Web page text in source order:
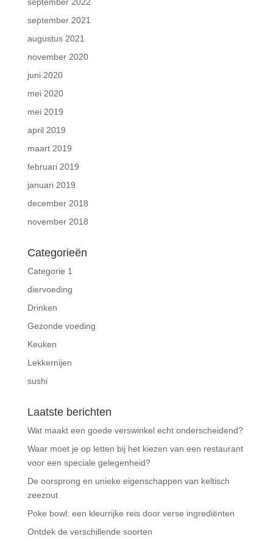
september 2021
augustus 2021
november 2020
juni 2020
mei 2020
mei 2019
april 2019
maart 2019
februari 2019
januari 2019
december 2018
november 2018
Categorieën
Categorie 1
diervoeding
Drinken
Gezonde voeding
Keuken
Lekkernijen
sushi
Laatste berichten
Wat maakt een goede verswinkel echt onderscheidend?
Waar moet je op letten bij het kiezen van een restaurant
voor een speciale gelegenheid?
De oorsprong en unieke eigenschappen van keltisch
zeezout
Poke bowl: een kleurrijke reis door verse ingrediënten
Ontdek de verschillende soorten